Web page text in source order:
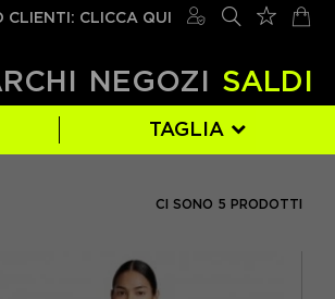
CLIENTI: CLICCA QUI
NEGOZI SALDI
TAGLIA
CI SONO 5 PRODOTTI